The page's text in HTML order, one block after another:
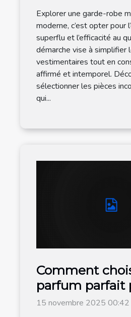
Explorer une garde-robe
moderne, c’est opter pour
superflu et l’efficacité au
démarche vise à simplifier
vestimentaires tout en
affirmé et intemporel.
sélectionner les pièces
qui...
Comment
parfum parfait
votre style
15 novembre 2025 00:42